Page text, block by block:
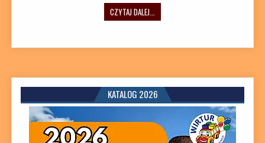
CZYTAJ DALEJ...
KATALOG 2026